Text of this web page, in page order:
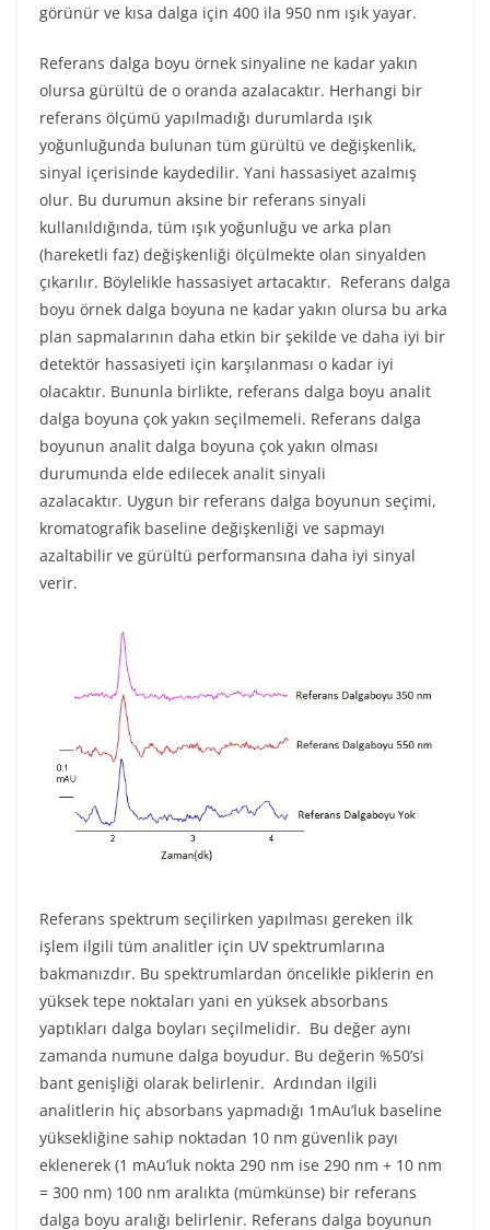
görünür ve kısa dalga için 400 ila 950 nm ışık yayar.
Referans dalga boyu örnek sinyaline ne kadar yakın
olursa gürültü de o oranda azalacaktır. Herhangi bir
referans ölçümü yapılmadığı durumlarda ışık
yoğunluğunda bulunan tüm gürültü ve değişkenlik,
sinyal içerisinde kaydedilir. Yani hassasiyet azalmış
olur. Bu durumun aksine bir referans sinyali
kullanıldığında, tüm ışık yoğunluğu ve arka plan
(hareketli faz) değişkenliği ölçülmekte olan sinyalden
çıkarılır. Böylelikle hassasiyet artacaktır. Referans dalga
boyu örnek dalga boyuna ne kadar yakın olursa bu arka
plan sapmalarının daha etkin bir şekilde ve daha iyi bir
detektör hassasiyeti için karşılanması o kadar iyi
olacaktır. Bununla birlikte, referans dalga boyu analit
dalga boyuna çok yakın seçilmemeli. Referans dalga
boyunun analit dalga boyuna çok yakın olması
durumunda elde edilecek analit sinyali
azalacaktır. Uygun bir referans dalga boyunun seçimi,
kromatografik baseline değişkenliği ve sapmayı
azaltabilir ve gürültü performansına daha iyi sinyal
verir.
Referans spektrum seçilirken yapılması gereken ilk
işlem ilgili tüm analitler için UV spektrumlarına
bakmanızdır. Bu spektrumlardan öncelikle piklerin en
yüksek tepe noktaları yani en yüksek absorbans
yaptıkları dalga boyları seçilmelidir. Bu değer aynı
zamanda numune dalga boyudur. Bu değerin %50’si
bant genişliği olarak belirlenir. Ardından ilgili
analitlerin hiç absorbans yapmadığı 1mAu’luk baseline
yüksekliğine sahip noktadan 10 nm güvenlik payı
eklenerek (1 mAu’luk nokta 290 nm ise 290 nm + 10 nm
= 300 nm) 100 nm aralıkta (mümkünse) bir referans
dalga boyu aralığı belirlenir. Referans dalga boyunun